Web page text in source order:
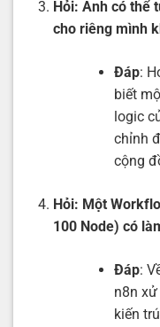
Hỏi: Anh có thể
cho riêng mình
Đáp:
biết
logic
chỉnh
cộng
Hỏi: Một
100 Node) có
Đáp:
n8n
kiến